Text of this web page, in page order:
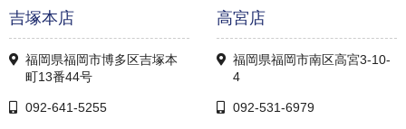
吉塚本店
福岡県福岡市博多区吉塚本
町13番44号
092-641-5255
高宮店
福岡県福岡市南区高宮3-10-
4
092-531-6979